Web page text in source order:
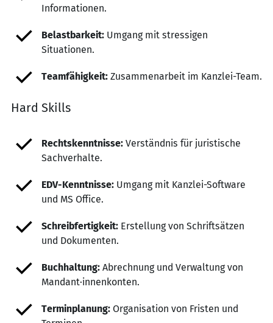
Informationen.
Belastbarkeit: Umgang mit stressigen
Situationen.
Teamfähigkeit: Zusammenarbeit im Kanzlei-Team.
Hard Skills
Rechtskenntnisse: Verständnis für juristische
Sachverhalte.
EDV-Kenntnisse: Umgang mit Kanzlei-Software
und MS Office.
Schreibfertigkeit: Erstellung von Schriftsätzen
und Dokumenten.
Buchhaltung: Abrechnung und Verwaltung von
Mandant·innenkonten.
Terminplanung: Organisation von Fristen und